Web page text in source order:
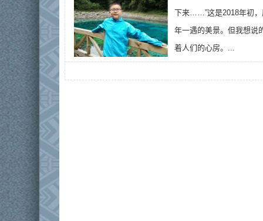
下来……”这是2018年初，
年一遇的美景。但我想说
着人们的心房。...